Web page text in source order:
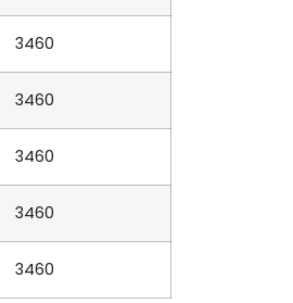
3460
3460
3460
3460
3460